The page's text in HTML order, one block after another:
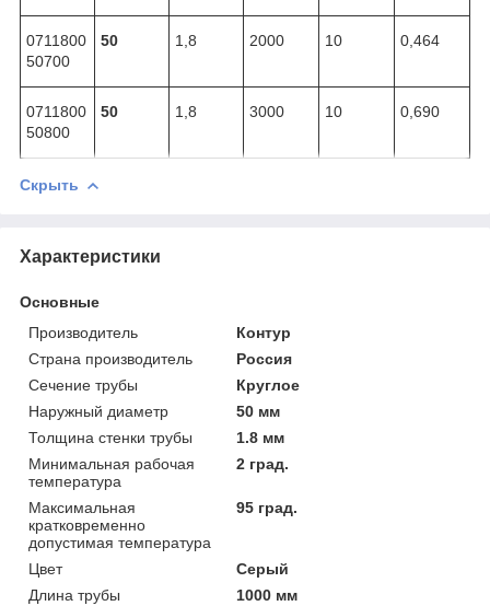
0711800
50700
50 1,8 2000 10 0,464
0711800
50800
50 1,8 3000 10 0,690
Скрыть
Характеристики
Основные
Производитель
Контур
Страна производитель
Россия
Сечение трубы
Круглое
Наружный диаметр
50 мм
Толщина стенки трубы
1.8 мм
Минимальная рабочая
температура
2 град.
Максимальная
кратковременно
допустимая температура
95 град.
Цвет
Серый
Длина трубы
1000 мм